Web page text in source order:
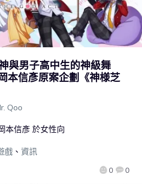
與男子高中生的神級舞
本信彥原案企劃《神様芝
Qoo
0 0
本信彥 於女性向
戲、 資訊